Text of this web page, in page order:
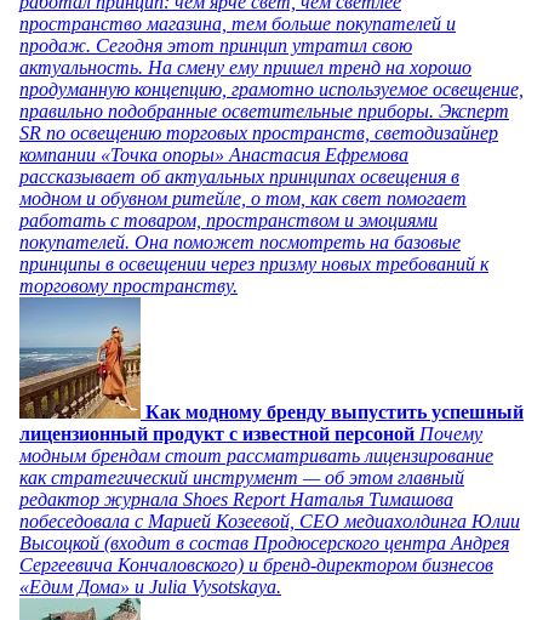
пространство магазина, тем больше покупателей и
продаж. Сегодня этот принцип утратил свою
актуальность. На смену ему пришел тренд на хорошо
продуманную концепцию, грамотно используемое освещение,
правильно подобранные осветительные приборы. Эксперт
SR по освещению торговых пространств, светодизайнер
компании «Точка опоры» Анастасия Ефремова
рассказывает об актуальных принципах освещения в
модном и обувном ритейле, о том, как свет помогает
работать с товаром, пространством и эмоциями
покупателей. Она поможет посмотреть на базовые
принципы в освещении через призму новых требований к
торговому пространству.
Как модному бренду выпустить успешный
лицензионный продукт с известной персоной Почему
модным брендам стоит рассматривать лицензирование
как стратегический инструмент — об этом главный
редактор журнала Shoes Report Наталья Тимашова
побеседовала с Марией Козеевой, СЕО медиахолдинга Юлии
Высоцкой (входит в состав Продюсерского центра Андрея
Сергеевича Кончаловского) и бренд-директором бизнесов
«Едим Дома» и Julia Vysotskaya.